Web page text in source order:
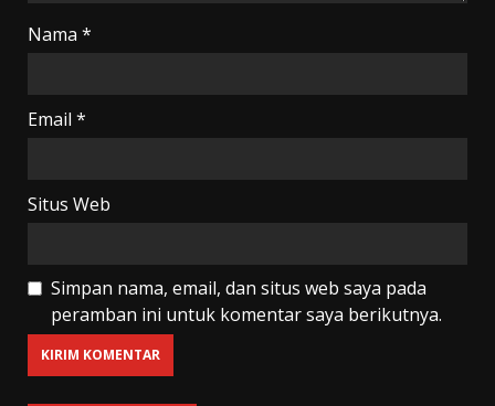
Nama *
Email *
Situs Web
Simpan nama, email, dan situs web saya pada
peramban ini untuk komentar saya berikutnya.